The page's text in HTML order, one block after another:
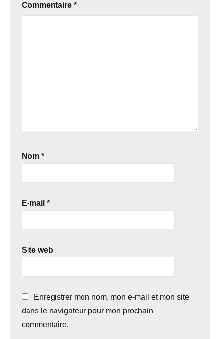
Commentaire *
Nom *
E-mail *
Site web
Enregistrer mon nom, mon e-mail et mon site
dans le navigateur pour mon prochain
commentaire.